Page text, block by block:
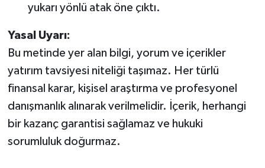
yukarı yönlü atak öne çıktı.
Yasal Uyarı:
Bu metinde yer alan bilgi, yorum ve içerikler
yatırım tavsiyesi niteliği taşımaz. Her türlü
finansal karar, kişisel araştırma ve profesyonel
danışmanlık alınarak verilmelidir. İçerik, herhangi
bir kazanç garantisi sağlamaz ve hukuki
sorumluluk doğurmaz.